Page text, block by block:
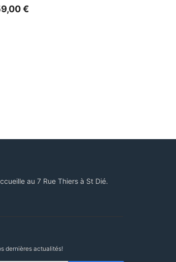
€
au 7 Rue Thiers à St Dié.
dernières actualités!